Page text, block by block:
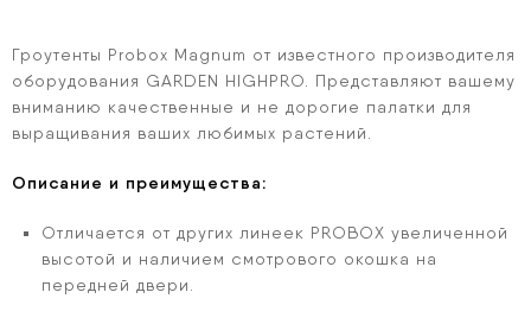
Гроутенты Probox Magnum от известного производителя
оборудования GARDEN HIGHPRO. Представляют вашему
вниманию качественные и не дорогие палатки для
выращивания ваших любимых растений.
Описание и преимущества:
Отличается от других линеек PROBOX увеличенной
высотой и наличием смотрового окошка на
передней двери.